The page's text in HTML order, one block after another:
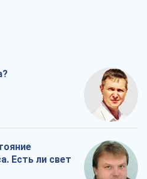
Есть ли свет